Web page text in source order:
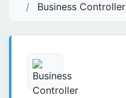
Business Controller